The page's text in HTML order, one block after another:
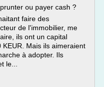
ou payer cash ?
faire des
de l'immobilier, me
ils ont un capital
Mais ils aimeraient
à adopter. Ils
le...